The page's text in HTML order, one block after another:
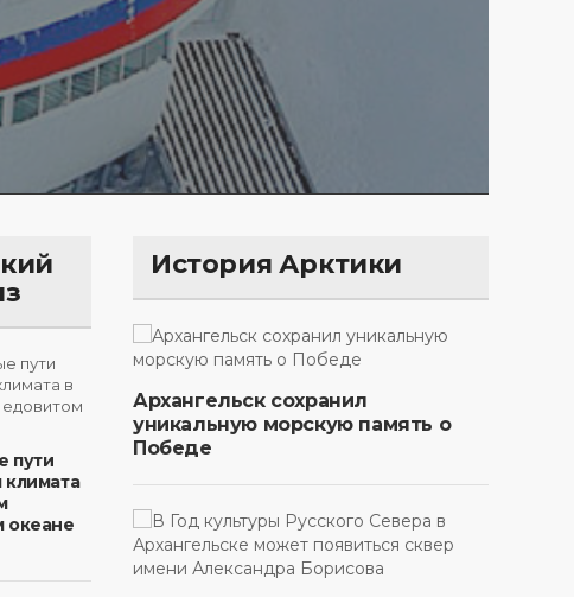
вредят пустые
Юрий Коробов о
чрезмерного
в РФ
пути
океане
История Арктики
Архангельск сохранил
уникальную морскую память о
Победе